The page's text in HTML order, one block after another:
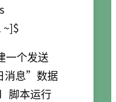
一个发送
消息”数据
脚本运行